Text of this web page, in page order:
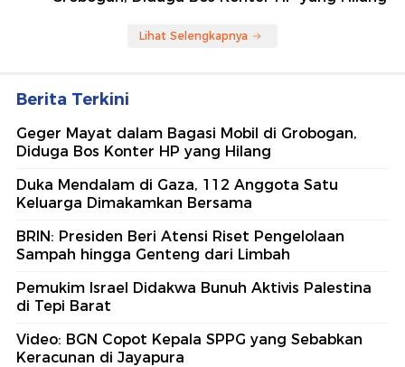
Lihat Selengkapnya
Berita Terkini
Geger Mayat dalam Bagasi Mobil di Grobogan,
Diduga Bos Konter HP yang Hilang
Duka Mendalam di Gaza, 112 Anggota Satu
Keluarga Dimakamkan Bersama
BRIN: Presiden Beri Atensi Riset Pengelolaan
Sampah hingga Genteng dari Limbah
Pemukim Israel Didakwa Bunuh Aktivis Palestina
di Tepi Barat
Video: BGN Copot Kepala SPPG yang Sebabkan
Keracunan di Jayapura